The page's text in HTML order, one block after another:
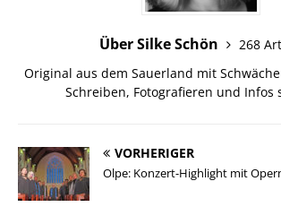
Über Silke Schön
268
Original aus dem Sauerland mit
Schreiben, Fotografieren und Infos
VORHERIGER
Olpe: Konzert-Highlight mit